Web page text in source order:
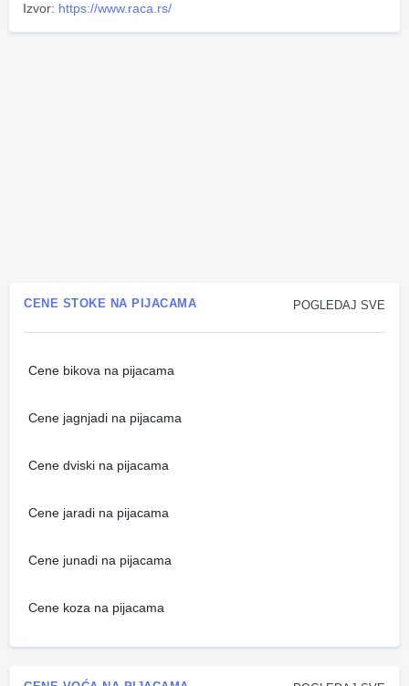
Izvor: https://www.raca.rs/
POGLEDAJ SVE
CENE STOKE NA PIJACAMA
Cene bikova na pijacama
Cene jagnjadi na pijacama
Cene dviski na pijacama
Cene jaradi na pijacama
Cene junadi na pijacama
Cene koza na pijacama